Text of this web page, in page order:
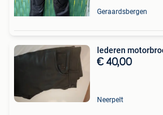
Geraardsbergen
lederen
€ 40,00
Neerpelt